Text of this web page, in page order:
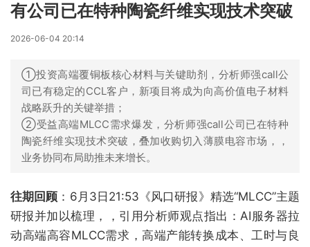
有公司已在特种陶瓷纤维实现技术突破
2026-06-04 20:14
①投资高端覆铜板核心材料与关键助剂，分析师强call公
司已有稳定的CCL客户，新项目将成为向高价值电子材料
战略跃升的关键举措；
②受益高端MLCC需求爆发，分析师强call公司已在特种
陶瓷纤维实现技术突破，叠加收购切入薄膜电容市场，，
业务协同布局助推未来增长。
往期回顾 ：6月3日21:53《风口研报》精选“MLCC”主题
研报并加以梳理，，引用分析师观点指出：AI服务器拉
动高端高容MLCC需求，高端产能转换成本、工时与良